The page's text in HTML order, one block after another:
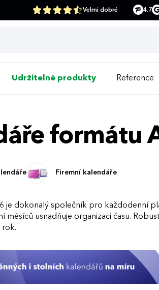
Velmi dobré 4.7
Udržitelné produkty Reference
formátu
Firemní kalendáře
je dokonalý společník pro každodenní
měsíců usnadňuje organizaci času.
rok.